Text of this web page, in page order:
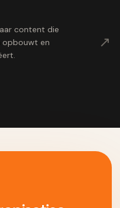
content die
opbouwt en
↗